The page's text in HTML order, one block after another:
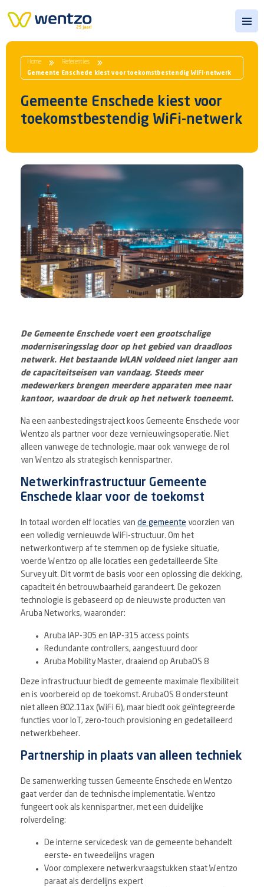
Home
Referenties
Gemeente Enschede kiest voor toekomstbestendig WiFi-netwerk
Gemeente Enschede kiest voor
toekomstbestendig WiFi-netwerk
De Gemeente Enschede voert een grootschalige
moderniseringsslag door op het gebied van draadloos
netwerk. Het bestaande WLAN voldeed niet langer aan
de capaciteitseisen van vandaag. Steeds meer
medewerkers brengen meerdere apparaten mee naar
kantoor, waardoor de druk op het netwerk toeneemt.
Na een aanbestedingstraject koos Gemeente Enschede voor
Wentzo als partner voor deze vernieuwingsoperatie. Niet
alleen vanwege de technologie, maar ook vanwege de rol
van Wentzo als strategisch kennispartner.
Netwerkinfrastructuur Gemeente
Enschede klaar voor de toekomst
In totaal worden elf locaties van de gemeente voorzien van
een volledig vernieuwde WiFi-structuur. Om het
netwerkontwerp af te stemmen op de fysieke situatie,
voerde Wentzo op alle locaties een gedetailleerde Site
Survey uit. Dit vormt de basis voor een oplossing die dekking,
capaciteit én betrouwbaarheid garandeert. De gekozen
technologie is gebaseerd op de nieuwste producten van
Aruba Networks, waaronder:
Aruba IAP-305 en IAP-315 access points
Redundante controllers, aangestuurd door
Aruba Mobility Master, draaiend op ArubaOS 8
Deze infrastructuur biedt de gemeente maximale flexibiliteit
en is voorbereid op de toekomst. ArubaOS 8 ondersteunt
niet alleen 802.11ax (WiFi 6), maar biedt ook geïntegreerde
functies voor IoT, zero-touch provisioning en gedetailleerd
netwerkbeheer.
Partnership in plaats van alleen techniek
De samenwerking tussen Gemeente Enschede en Wentzo
gaat verder dan de technische implementatie. Wentzo
fungeert ook als kennispartner, met een duidelijke
rolverdeling:
De interne servicedesk van de gemeente behandelt
eerste- en tweedelijns vragen
Voor complexere netwerkvraagstukken staat Wentzo
paraat als derdelijns expert